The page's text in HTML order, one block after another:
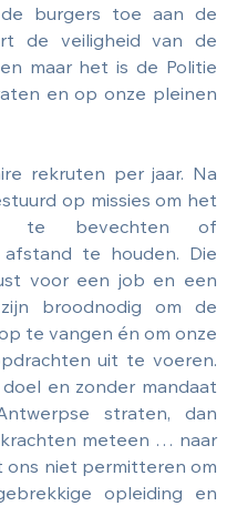
burgers toe aan de
de veiligheid van de
maar het is de Politie
en op onze pleinen
rekruten per jaar. Na
op missies om het
te bevechten of
te houden. Die
voor een job en een
broodnodig om de
te vangen én om onze
uit te voeren.
en zonder mandaat
straten, dan
meteen … naar
ons niet permitteren om
opleiding en